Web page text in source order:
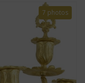
7 photos